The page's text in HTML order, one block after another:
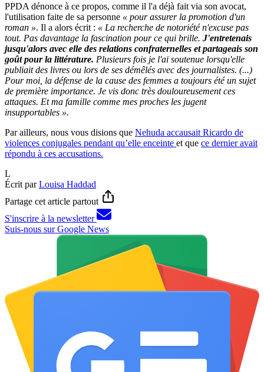
PPDA dénonce à ce propos, comme il l'a déjà fait via son avocat,
l'utilisation faite de sa personne « pour assurer la promotion d'un
roman ». Il a alors écrit : « La recherche de notoriété n'excuse pas
tout. Pas davantage la fascination pour ce qui brille. J'entretenais
jusqu'alors avec elle des relations confraternelles et partageais son
goût pour la littérature. Plusieurs fois je l'ai soutenue lorsqu'elle
publiait des livres ou lors de ses démêlés avec des journalistes. (...)
Pour moi, la défense de la cause des femmes a toujours été un sujet
de première importance. Je vis donc très douloureusement ces
attaques. Et ma famille comme mes proches les jugent
insupportables ».
Par ailleurs, nous vous disions que Nehuda accausait Ricardo de
violences conjugales pendant qu’elle enceinte et que ce dernier avait
répondu à ces accusations.
L
Écrit parLouisa Haddad
Partage cet article partout
S'inscrire à la newsletter
Suis-nous sur Google News